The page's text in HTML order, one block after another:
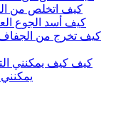
كيف اتخلص من
كيف أسد الجوع
كيف تخرج من
كيف